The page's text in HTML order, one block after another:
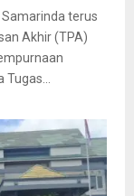
terus
Akhir (TPA)
Tugas...